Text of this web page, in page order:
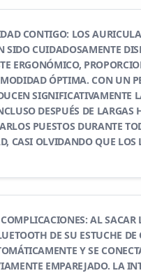
CONTIGO: LOS
SIDO CUIDADOSAMENTE
ERGONÓMICO,
ÓPTIMA. CON UN
SIGNIFICATIVAMENTE
DESPUÉS DE LARGAS
PUESTOS DURANTE
CASI OLVIDANDO QUE LOS
AL SACAR
DE SU ESTUCHE DE
Y SE
EMPAREJADO. LA